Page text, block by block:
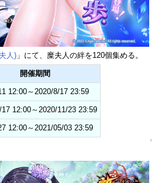
人) 」にて、糜夫人の絆を120個集める。
開催期間
12:00～2020/8/17 23:59
17 12:00～2020/11/23 23:59
12:00～2021/05/03 23:59
↑